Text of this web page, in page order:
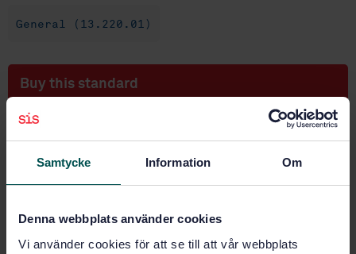
Samtycke Information Om
Denna webbplats använder cookies
Vi använder cookies för att se till att vår webbplats
General (13.220.01)
Buy this standard
STANDARD
Fire safety engineering - Requirements governing
algebraic equations - Ceiling jet flows (ISO 24678-
Subscribe on standards - Read more